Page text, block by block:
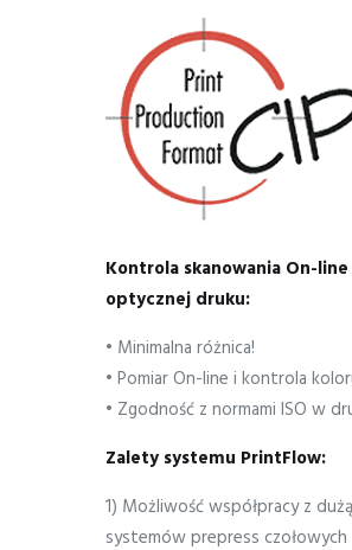
Kontrola skanowania On-
optycznej druku:
• Minimalna różnica!
• Pomiar On-line i kontrola
• Zgodność z normami ISO w
Zalety systemu PrintFlow:
1) Możliwość współpracy z
systemów prepress czołowych